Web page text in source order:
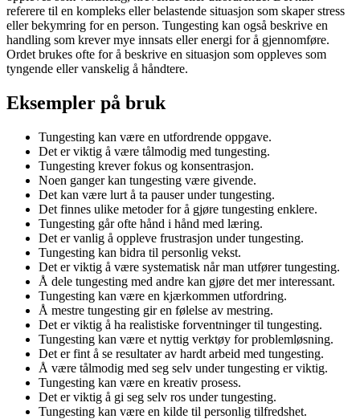
referere til en kompleks eller belastende situasjon som skaper stress
eller bekymring for en person. Tungesting kan også beskrive en
handling som krever mye innsats eller energi for å gjennomføre.
Ordet brukes ofte for å beskrive en situasjon som oppleves som
tyngende eller vanskelig å håndtere.
Eksempler på bruk
Tungesting kan være en utfordrende oppgave.
Det er viktig å være tålmodig med tungesting.
Tungesting krever fokus og konsentrasjon.
Noen ganger kan tungesting være givende.
Det kan være lurt å ta pauser under tungesting.
Det finnes ulike metoder for å gjøre tungesting enklere.
Tungesting går ofte hånd i hånd med læring.
Det er vanlig å oppleve frustrasjon under tungesting.
Tungesting kan bidra til personlig vekst.
Det er viktig å være systematisk når man utfører tungesting.
Å dele tungesting med andre kan gjøre det mer interessant.
Tungesting kan være en kjærkommen utfordring.
Å mestre tungesting gir en følelse av mestring.
Det er viktig å ha realistiske forventninger til tungesting.
Tungesting kan være et nyttig verktøy for problemløsning.
Det er fint å se resultater av hardt arbeid med tungesting.
Å være tålmodig med seg selv under tungesting er viktig.
Tungesting kan være en kreativ prosess.
Det er viktig å gi seg selv ros under tungesting.
Tungesting kan være en kilde til personlig tilfredshet.